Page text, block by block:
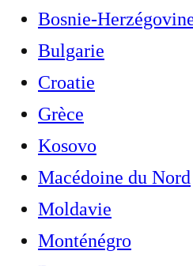
Bosnie-
Bulgarie
Croatie
Grèce
Kosovo
Macédoine du Nord
Moldavie
Monténégro